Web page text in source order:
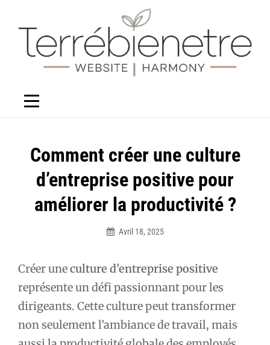
contenu
Comment créer une culture
d’entreprise positive pour
améliorer la productivité ?
Avril 18, 2025
Créer uneculture d’entreprise positive
représente un défi passionnant pour les
dirigeants. Cette culture peut transformer
non seulement l’ambiance de travail, mais
Navigation
l’article